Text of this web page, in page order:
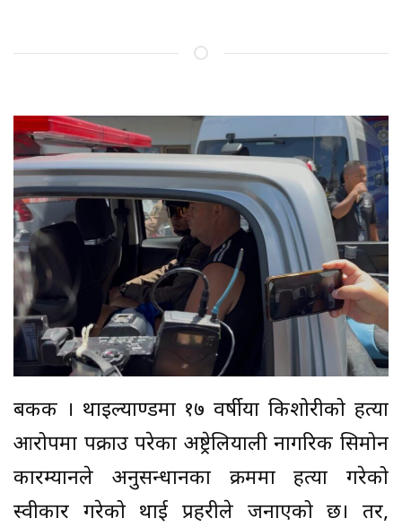
बैंकक । थाइल्याण्डमा १७ वर्षीया किशोरीको हत्या
आरोपमा पक्राउ परेका अष्ट्रेलियाली नागरिक सिमोन
कारम्यानले अनुसन्धानका क्रममा हत्या गरेको
स्वीकार गरेको थाई प्रहरीले जनाएको छ। तर,